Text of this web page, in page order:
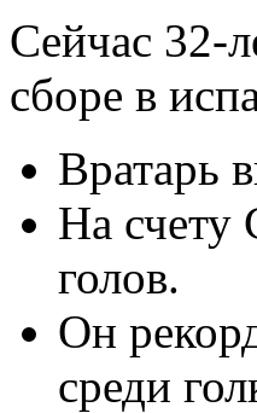
Сейчас 32-
сборе в
Вратарь
На
голов.
Он
среди